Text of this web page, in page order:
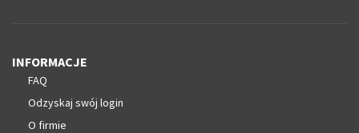
INFORMACJE
FAQ
Odzyskaj swój login
O firmie